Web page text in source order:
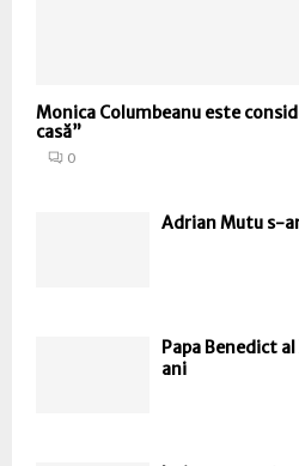
Monica Columbeanu este
casă”
0
Adrian Mutu s-
Papa Benedict
ani